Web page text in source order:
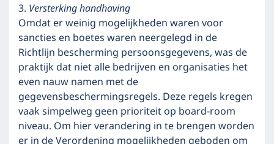
3. Versterking handhaving
Omdat er weinig mogelijkheden waren voor
sancties en boetes waren neergelegd in de
Richtlijn bescherming persoonsgegevens, was de
praktijk dat niet alle bedrijven en organisaties het
even nauw namen met de
gegevensbeschermingsregels. Deze regels kregen
vaak simpelweg geen prioriteit op board-room
niveau. Om hier verandering in te brengen worden